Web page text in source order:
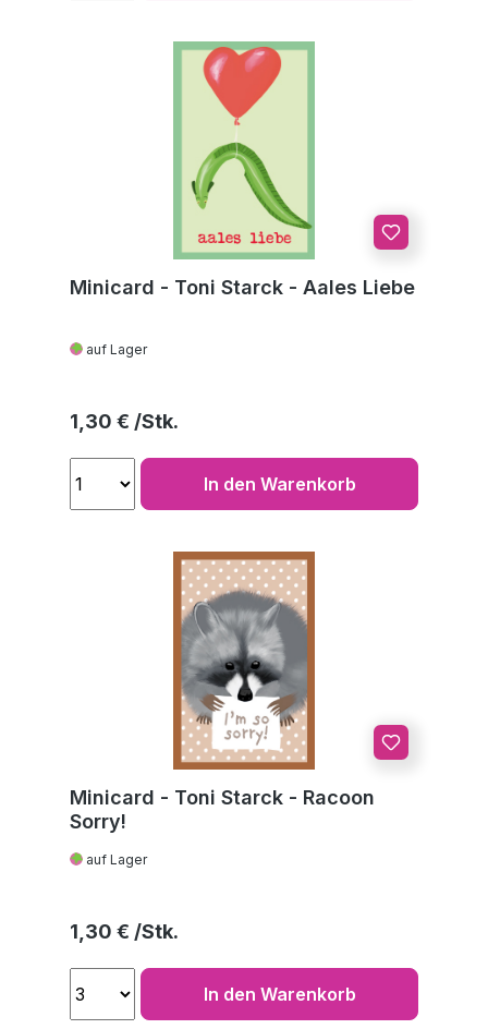
Minicard - Toni Starck - Aales Liebe
auf Lager
Regulärer Preis:
1,30 €
In den Warenkorb
Minicard - Toni Starck - Racoon
Sorry!
auf Lager
Regulärer Preis:
1,30 €
In den Warenkorb